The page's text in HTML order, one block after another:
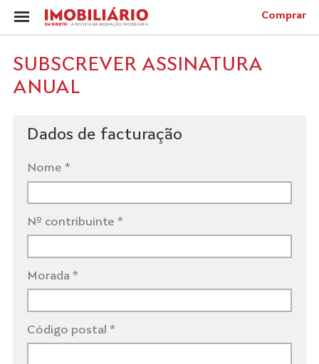
Comprar
SUBSCREVER ASSINATURA
ANUAL
Dados de facturação
Nome *
Nº contribuinte *
Morada *
Código postal *